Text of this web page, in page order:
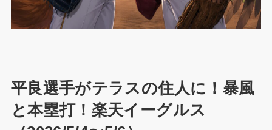
平良選手がテラスの住人に！暴風
と本塁打！楽天イーグルス